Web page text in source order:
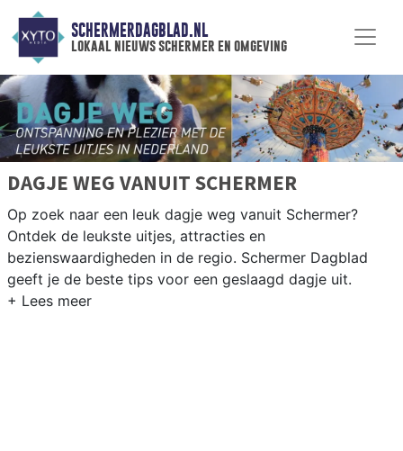
SCHERMERDAGBLAD.NL
lokaal nieuws schermer en omgeving
DAGJE WEG VANUIT SCHERMER
Op zoek naar een leuk dagje weg vanuit Schermer?
Ontdek de leukste uitjes, attracties en
bezienswaardigheden in de regio. Schermer Dagblad
geeft je de beste tips voor een geslaagd dagje uit.